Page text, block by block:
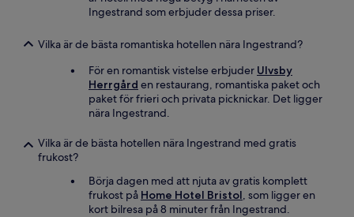
Ingestrand som erbjuder dessa priser.
Vilka är de bästa romantiska hotellen nära Ingestrand?
För en romantisk vistelse erbjuder Ulvsby
Herrgård en restaurang, romantiska paket och
paket för frieri och privata picknickar. Det ligger
nära Ingestrand.
Vilka är de bästa hotellen nära Ingestrand med gratis
frukost?
Börja dagen med att njuta av gratis komplett
frukost på Home Hotel Bristol, som ligger en
kort bilresa på 8 minuter från Ingestrand.